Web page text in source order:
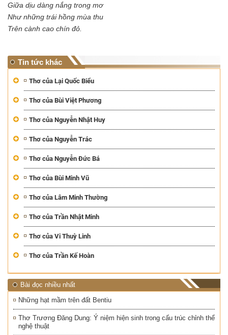
Giữa dịu dàng nắng trong mơ
Như những trái hồng mùa thu
Trên cành cao chín đỏ.
Tin tức khác
Thơ của Lại Quốc Biểu
Thơ của Bùi Việt Phương
Thơ của Nguyễn Nhật Huy
Thơ của Nguyễn Trác
Thơ của Nguyễn Đức Bá
Thơ của Bùi Minh Vũ
Thơ của Lâm Minh Thường
Thơ của Trần Nhật Minh
Thơ của Vi Thuỳ Linh
Thơ của Trần Kế Hoàn
Bài đọc nhiều nhất
Những hạt mầm trên đất Bentiu
Thơ Trương Đăng Dung: Ý niệm hiện sinh trong cấu trúc chỉnh thể
nghệ thuật